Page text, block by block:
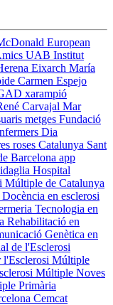
European
UAB Institut
Eixarch María
Carmen Espejo
xarampió
Carvajal Mar
metges Fundació
Dia
roses Catalunya Sant
Barcelona app
Hospital
Múltiple de Catalunya
Docència en esclerosi
Tecnologia en
Rehabilitació en
Genètica en
de l'Esclerosi
l'Esclerosi Múltiple
Múltiple Noves
Primària
Cemcat